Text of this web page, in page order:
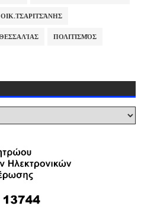
ΟΙΚ.ΤΣΑΡΙΤΣΆΝΗΣ
ΠΟΛΙΤΙΣΜΌΣ